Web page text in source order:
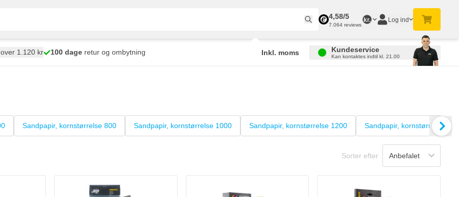
4,58/5
7.064 reviews
kr. Log ind
1.120 kr 100 dage retur og ombytning Inkl. moms Kundeservice
Kan kontaktes indtil kl. 21.00
Sandpapir, kornstørrelse 800 Sandpapir, kornstørrelse 1000 Sandpapir, kornstørrelse 1200 Sandpapir, kornstørrelse
Sorter efter